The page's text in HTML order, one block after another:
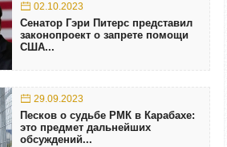
02.10.2023
Сенатор Гэри Питерс представил
законопроект о запрете помощи
США...
29.09.2023
Песков о судьбе РМК в Карабахе:
это предмет дальнейших
обсуждений...